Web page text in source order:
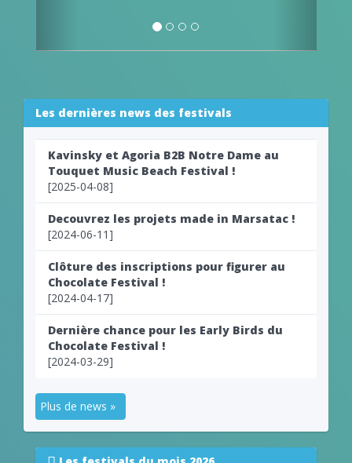
Les dernières news des festivals
Kavinsky et Agoria B2B Notre Dame au
Touquet Music Beach Festival !
[2025-04-08]
Decouvrez les projets made in Marsatac !
[2024-06-11]
Clôture des inscriptions pour figurer au
Chocolate Festival !
[2024-04-17]
Dernière chance pour les Early Birds du
Chocolate Festival !
[2024-03-29]
Plus de news »